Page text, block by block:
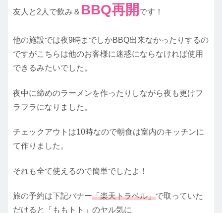
友人と2人で飲み＆ BBQ再開 です！
他の施設では夜9時までしかBBQ出来なかったりするの
ですがこちらは他のお客様に迷惑にならなければ使用
できるみたいでした。
夜中に締めのラーメンを作ったりしながら夜も更けフ
ラフラになりました。
チェックアウトは10時なので朝食は室内のキッチンに
て作りました。
それも全て使えるので簡単でしたよ！
旅の予約は下記バナー「楽天トラベル」で取っていた
だけると「ももトト」のヤル気に